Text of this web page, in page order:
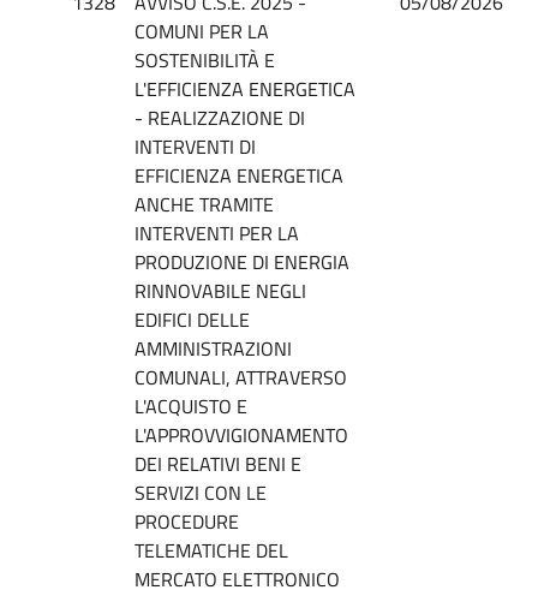
COMUNI PER LA
SOSTENIBILITÀ E
L'EFFICIENZA ENERGETICA
- REALIZZAZIONE DI
INTERVENTI DI
EFFICIENZA ENERGETICA
ANCHE TRAMITE
INTERVENTI PER LA
PRODUZIONE DI ENERGIA
RINNOVABILE NEGLI
EDIFICI DELLE
AMMINISTRAZIONI
COMUNALI, ATTRAVERSO
L'ACQUISTO E
L'APPROVVIGIONAMENTO
DEI RELATIVI BENI E
SERVIZI CON LE
PROCEDURE
TELEMATICHE DEL
MERCATO ELETTRONICO